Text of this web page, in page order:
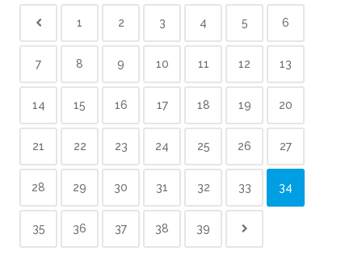
1 2 3 4 5 6
7 8 9 10 11 12 13
14 15 16 17 18 19 20
21 22 23 24 25 26 27
28 29 30 31 32 33 34
35 36 37 38 39